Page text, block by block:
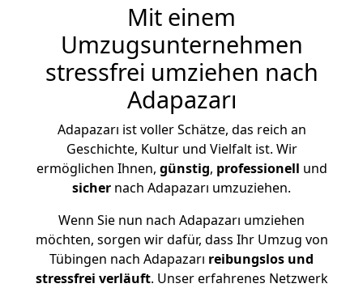
Mit einem
Umzugsunternehmen
stressfrei umziehen nach
Adapazarı
Adapazarı ist voller Schätze, das reich an
Geschichte, Kultur und Vielfalt ist. Wir
ermöglichen Ihnen, günstig, professionell und
sicher nach Adapazarı umzuziehen.
Wenn Sie nun nach Adapazarı umziehen
möchten, sorgen wir dafür, dass Ihr Umzug von
Tübingen nach Adapazarı reibungslos und
stressfrei verläuft. Unser erfahrenes Netzwerk